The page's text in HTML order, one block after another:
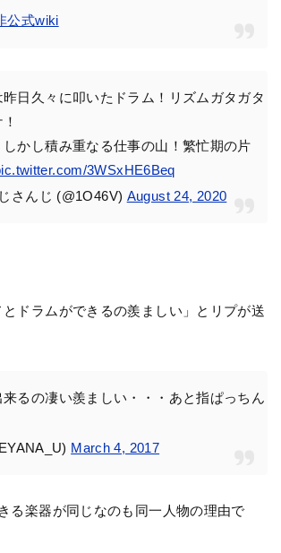
公式wiki
日久々に叩いたドラム！リズムガタガタ
かし積み重なる仕事の山！繁忙期の片
3WSxHE6Beq
さんじ (@1O46V) August 24, 2020
ドラムができるの羨ましい」とリプが送
るの凄い羨ましい・・・あと指ぱっちん
March 4, 2017
る楽器が同じなのも同一人物の理由で